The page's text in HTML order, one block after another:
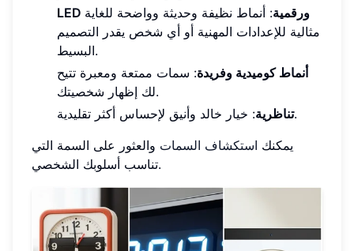
LED ورقمية: أنماط نظيفة وحديثة وواضحة للغاية
مثالية للإعدادات المهنية أو أي شخص يقدر التصميم
البسيط.
أنماط كوميدية وفريدة: سمات ممتعة ومعبرة تتيح
لك إظهار شخصيتك.
تناظرية: خيار خالد وأنيق لإحساس أكثر تقليدية.
يمكنك استكشاف السمات والعثور على السمة التي
تناسب أسلوبك الشخصي.